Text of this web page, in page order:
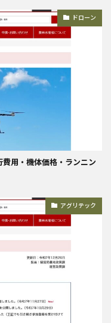
ドローン
用・機体価格・ランニン
アグリテック